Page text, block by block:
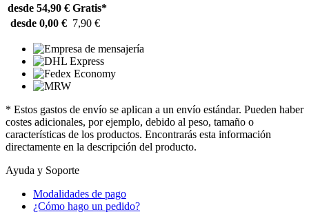
desde 54,90 € Gratis*
desde 0,00 € 7,90 €
* Estos gastos de envío se aplican a un envío estándar. Pueden haber
costes adicionales, por ejemplo, debido al peso, tamaño o
características de los productos. Encontrarás esta información
directamente en la descripción del producto.
Ayuda y Soporte
Modalidades de pago
¿Cómo hago un pedido?